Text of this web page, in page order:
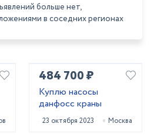
больше нет,
в соседних регионах
484 700 ₽
Куплю насосы
данфосс краны
23 октября 2023 Москва